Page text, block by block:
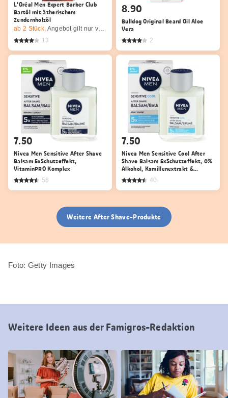
L'Oréal Men Expert Barber Club
Bartöl mit ätherischem
Zendernholzöl
ab 2 Stück, Angebot gilt nur vom 6.8. bis 19.8.2026, solange Vorrat.
13
8.90
Bulldog Original Beard Oil Aloe
Vera
2
7.50
Nivea Men Sensitive After Shave
Balsam 5xSchutzeffekt,
VitaminPRO Komplex
58
7.50
Nivea Men Sensitive Cool After
Shave Balsam 5xSchutzeffekt, 0%
Alkohol, Kamillenextrakt &
Meeresalgen
40
Weitere After Shave-Produkte
Foto: Getty Images
Weitere Ideen aus der Famigros-Redaktion